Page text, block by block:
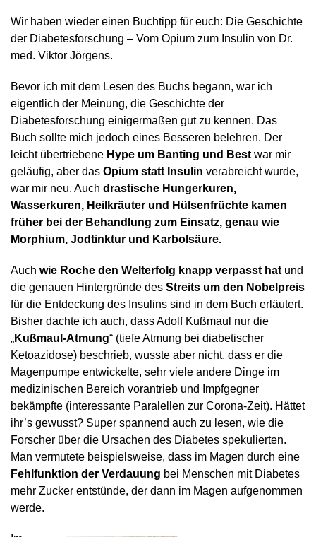
Wir haben wieder einen Buchtipp für euch: Die Geschichte
der Diabetesforschung – Vom Opium zum Insulin von Dr.
med. Viktor Jörgens.
Bevor ich mit dem Lesen des Buchs begann, war ich
eigentlich der Meinung, die Geschichte der
Diabetesforschung einigermaßen gut zu kennen. Das
Buch sollte mich jedoch eines Besseren belehren. Der
leicht übertriebene Hype um Banting und Best war mir
geläufig, aber das Opium statt Insulin verabreicht wurde,
war mir neu. Auch drastische Hungerkuren,
Wasserkuren, Heilkräuter und Hülsenfrüchte kamen
früher bei der Behandlung zum Einsatz, genau wie
Morphium, Jodtinktur und Karbolsäure.
Auch wie Roche den Welterfolg knapp verpasst hat und
die genauen Hintergründe des Streits um den Nobelpreis
für die Entdeckung des Insulins sind in dem Buch erläutert.
Bisher dachte ich auch, dass Adolf Kußmaul nur die
„Kußmaul-Atmung“ (tiefe Atmung bei diabetischer
Ketoazidose) beschrieb, wusste aber nicht, dass er die
Magenpumpe entwickelte, sehr viele andere Dinge im
medizinischen Bereich vorantrieb und Impfgegner
bekämpfte (interessante Paralellen zur Corona-Zeit). Hättet
ihr’s gewusst? Super spannend auch zu lesen, wie die
Forscher über die Ursachen des Diabetes spekulierten.
Man vermutete beispielsweise, dass im Magen durch eine
Fehlfunktion der Verdauung bei Menschen mit Diabetes
mehr Zucker entstünde, der dann im Magen aufgenommen
werde.